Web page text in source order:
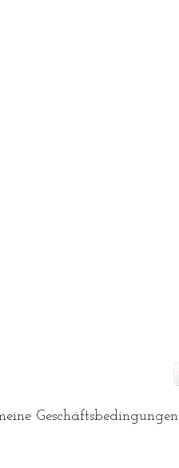
pro Minute)
Geschäftsbedingungen